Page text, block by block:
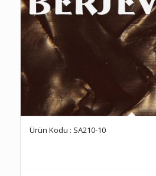
Ürün Kodu : SA210-10